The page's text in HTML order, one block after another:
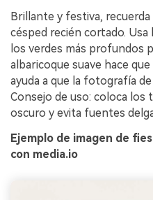
Brillante y festiva,
césped recién cortado.
los verdes más profundos
albaricoque suave hace
ayuda a que la fotografía
Consejo de uso: coloca los
oscuro y evita fuentes
Ejemplo de imagen de
con media.io